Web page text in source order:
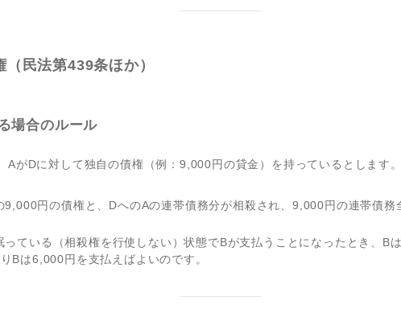
民法第439条ほか）
場合のルール
AがDに対して独自の債権（例：9,000円の貸金）を持っているとします
9,000円の債権と、DへのAの連帯債務分が相殺され、9,000円の連帯債
っている（相殺権を行使しない）状態でBが支払うことになったとき、B
Bは6,000円を支払えばよいのです。